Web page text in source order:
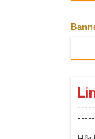
-----